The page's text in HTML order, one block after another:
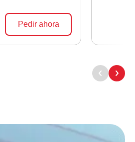
Pedir ahora